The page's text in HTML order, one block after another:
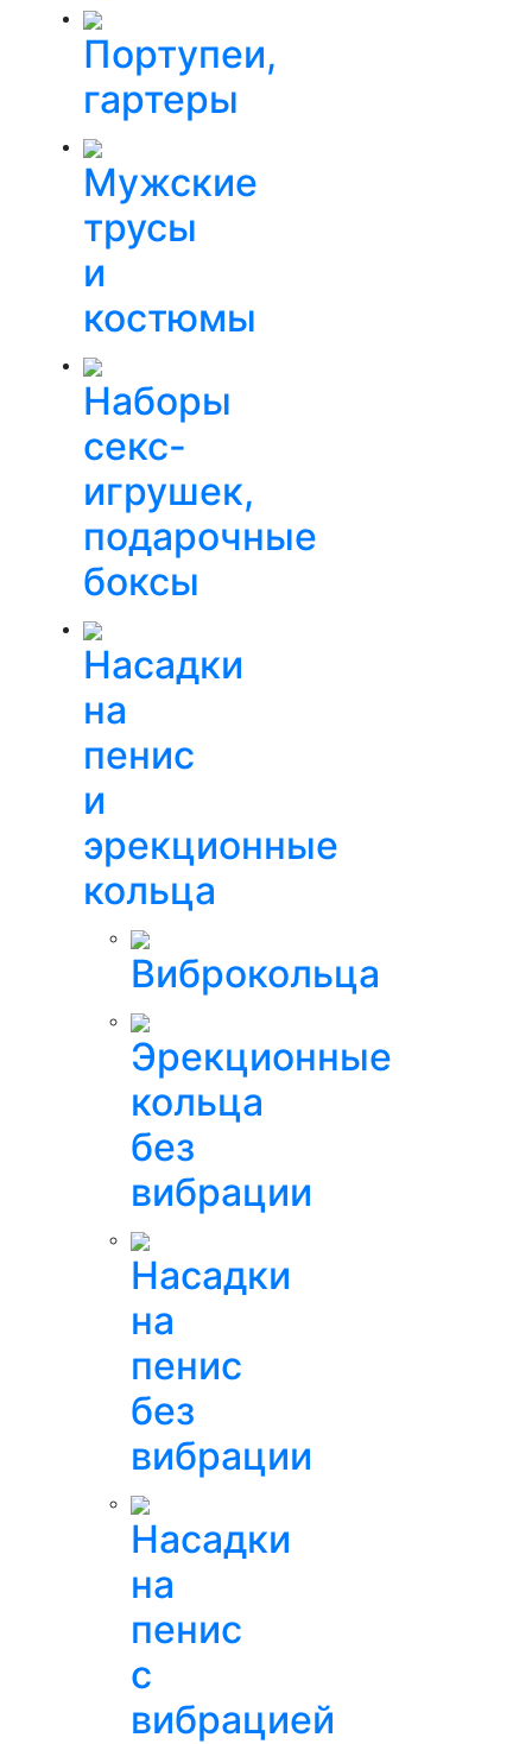
Портупеи,
гартеры
Мужские
трусы
и
костюмы
Наборы
секс-
игрушек,
подарочные
боксы
Насадки
на
пенис
и
эрекционные
кольца
Виброкольца
Эрекционные
кольца
без
вибрации
Насадки
на
пенис
без
вибрации
Насадки
на
пенис
с
вибрацией